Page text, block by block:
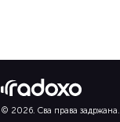
© 2026. Сва права задржана.